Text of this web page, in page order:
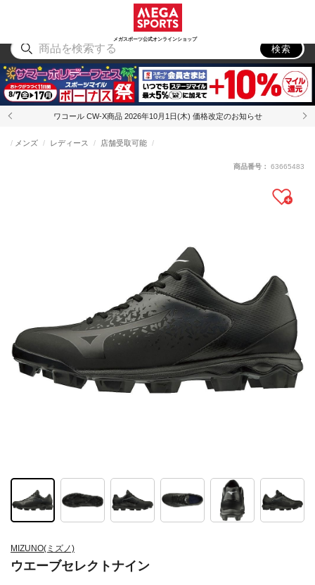
メガスポーツ公式オンラインショップ
アウトドア
検索
ワコール CW-X商品 2026年10月1日(木) 価格改定のお知らせ
MIZUNO(ミズノ)
ウエーブセレクトナイン
メンズ レディース 店舗受取可能
商品番号： 63665483